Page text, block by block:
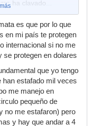
ha clavado...
es que por lo que
en mi país te protegen
internacional si no me
se protegen en dolares
que yo tengo
han estafado mil veces
me manejo en
pequeño de
no me estafaron) pero
y hay que andar a 4